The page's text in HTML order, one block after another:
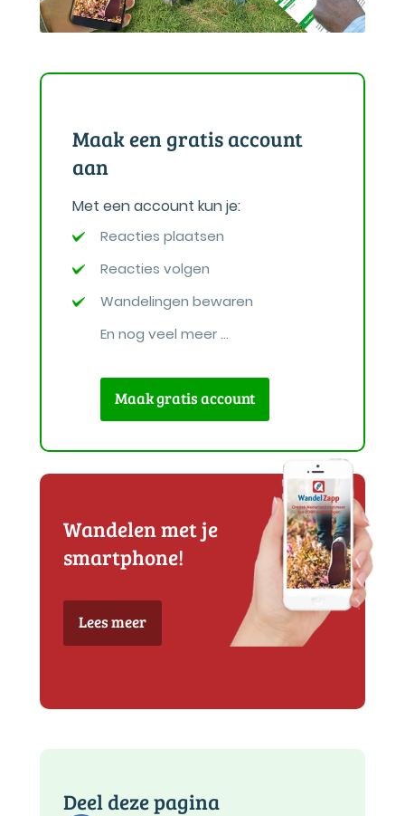
Maak een gratis account
aan
Met een account kun je:
Reacties plaatsen
Reacties volgen
Wandelingen bewaren
En nog veel meer ...
Maak gratis account
Wandelen met je
smartphone!
Lees meer
Deel deze pagina